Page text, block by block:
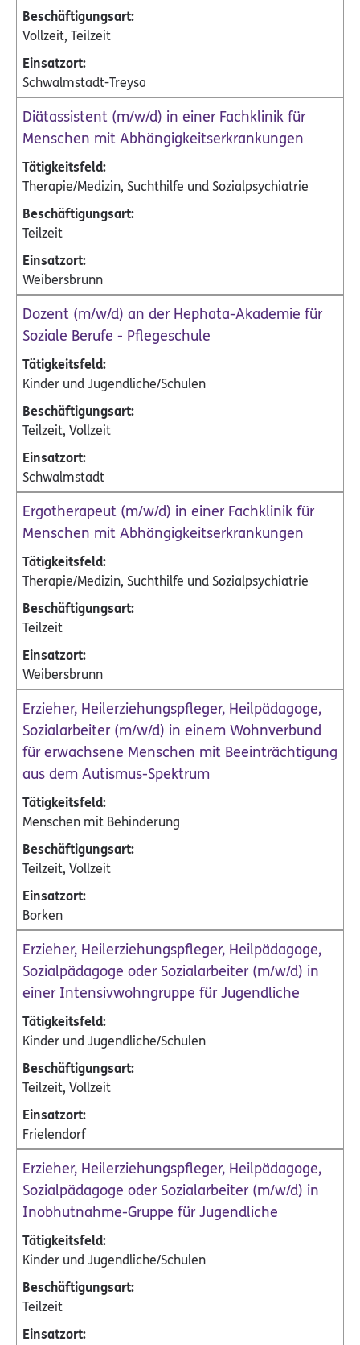
Vollzeit, Teilzeit
Schwalmstadt-Treysa
Diätassistent (m/w/d) in einer Fachklinik für
Menschen mit Abhängigkeitserkrankungen
Therapie/Medizin, Suchthilfe und Sozialpsychiatrie
Teilzeit
Weibersbrunn
Dozent (m/w/d) an der Hephata-Akademie für
Soziale Berufe - Pflegeschule
Kinder und Jugendliche/Schulen
Teilzeit, Vollzeit
Schwalmstadt
Ergotherapeut (m/w/d) in einer Fachklinik für
Menschen mit Abhängigkeitserkrankungen
Therapie/Medizin, Suchthilfe und Sozialpsychiatrie
Teilzeit
Weibersbrunn
Erzieher, Heilerziehungspfleger, Heilpädagoge,
Sozialarbeiter (m/w/d) in einem Wohnverbund
für erwachsene Menschen mit Beeinträchtigung
aus dem Autismus-Spektrum
Menschen mit Behinderung
Teilzeit, Vollzeit
Borken
Erzieher, Heilerziehungspfleger, Heilpädagoge,
Sozialpädagoge oder Sozialarbeiter (m/w/d) in
einer Intensivwohngruppe für Jugendliche
Kinder und Jugendliche/Schulen
Teilzeit, Vollzeit
Frielendorf
Erzieher, Heilerziehungspfleger, Heilpädagoge,
Sozialpädagoge oder Sozialarbeiter (m/w/d) in
Inobhutnahme-Gruppe für Jugendliche
Kinder und Jugendliche/Schulen
Teilzeit